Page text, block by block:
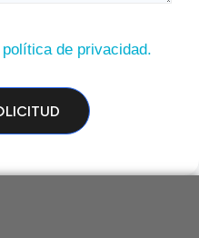
política de privacidad.